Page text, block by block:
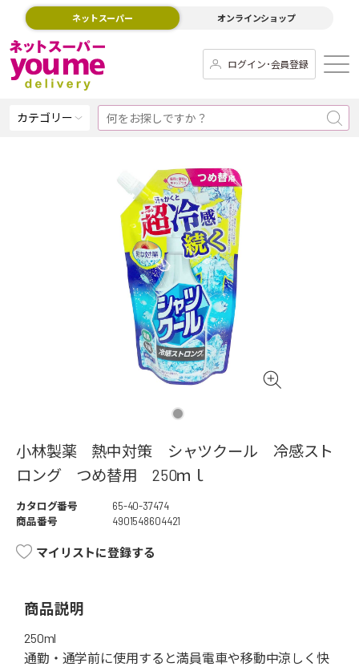
ネットスーパー オンラインショップ
ログイン･会員登録
カテゴリー
小林製薬 熱中対策 シャツクール 冷感スト
ロング つめ替用 250ｍｌ
カタログ番号
65-40-37474
商品番号
4901548604421
マイリストに登録する
商品説明
250ml
通勤・通学前に使用すると満員電車や移動中涼しく快